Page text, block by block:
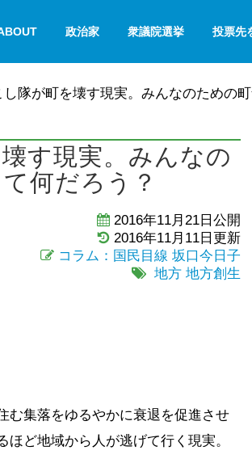
政治家 衆議院選挙 投票先
し隊が町を壊す現実。みんなのための
す現実。みんなの
何だろう？
2016年11月21日公開
2016年11月11日更新
コラム：国民目線 坂口今日子
地方 地方創生
む集落をゆるやかに衰退を促進させ
ど地域から人が逃げて行く現実。